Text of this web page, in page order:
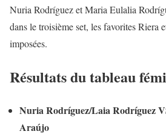
Nuria Rodríguez et Maria Eulalia
dans le troisième set, les favorites Riera
imposées.
Résultats du tableau
Nuria Rodríguez/Laia Rodríguez
Araújo